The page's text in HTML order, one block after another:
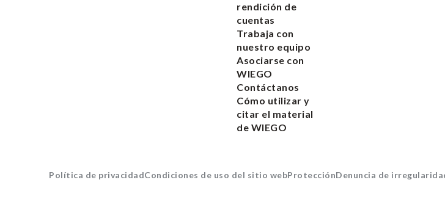
rendición de
cuentas
Trabaja con
nuestro equipo
Asociarse con
WIEGO
Contáctanos
Cómo utilizar y
citar el material
de WIEGO
Política de privacidadCondiciones de uso del sitio webProtecciónDenuncia de